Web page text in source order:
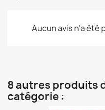
Aucun avis n'a été
8 autres produits
catégorie :